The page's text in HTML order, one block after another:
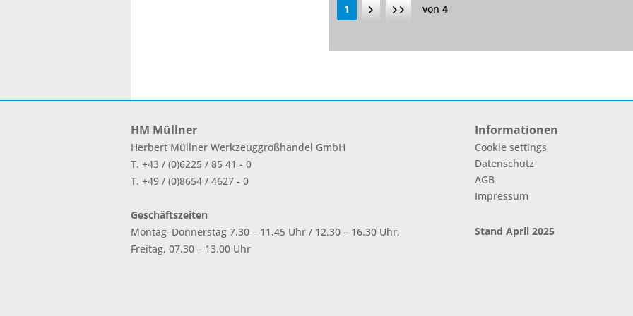
1 von 4
HM Müllner
Herbert Müllner Werkzeuggroßhandel GmbH
T. +43 / (0)6225 / 85 41 - 0
T. +49 / (0)8654 / 4627 - 0
Geschäftszeiten
Montag–Donnerstag 7.30 – 11.45 Uhr / 12.30 – 16.30 Uhr,
Freitag, 07.30 – 13.00 Uhr
Informationen
Cookie settings
Datenschutz
AGB
Impressum
Stand April 2025